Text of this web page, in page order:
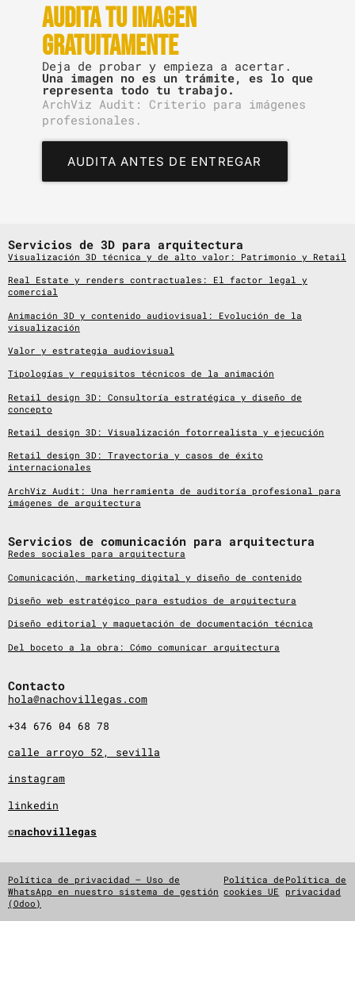
Audita tu imagen
gratuitamente
Deja de probar y empieza a acertar.
Una imagen no es un trámite, es lo que
representa todo tu trabajo.
AUDITA ANTES DE ENTREGAR
ArchViz Audit: Criterio para imágenes
profesionales.
Servicios de 3D para arquitectura
Visualización 3D técnica y de alto valor: Patrimonio y Retail
Real Estate y renders contractuales: El factor legal y
comercial
Animación 3D y contenido audiovisual: Evolución de la
visualización
Valor y estrategia audiovisual
Tipologías y requisitos técnicos de la animación
Retail design 3D: Consultoría estratégica y diseño de
concepto
Retail design 3D: Visualización fotorrealista y ejecución
Retail design 3D: Trayectoria y casos de éxito
internacionales
ArchViz Audit: Una herramienta de auditoría profesional para
imágenes de arquitectura
Servicios de comunicación para arquitectura
Redes sociales para arquitectura
Comunicación, marketing digital y diseño de contenido
Diseño web estratégico para estudios de arquitectura
Diseño editorial y maquetación de documentación técnica
Del boceto a la obra: Cómo comunicar arquitectura
Contacto
hola@nachovillegas.com
+34 676 04 68 78
calle arroyo 52, sevilla
instagram
linkedin
©nachovillegas
Política de privacidad – Uso de
WhatsApp en nuestro sistema de gestión
(Odoo)
Política de
cookies UE
Política de
privacidad